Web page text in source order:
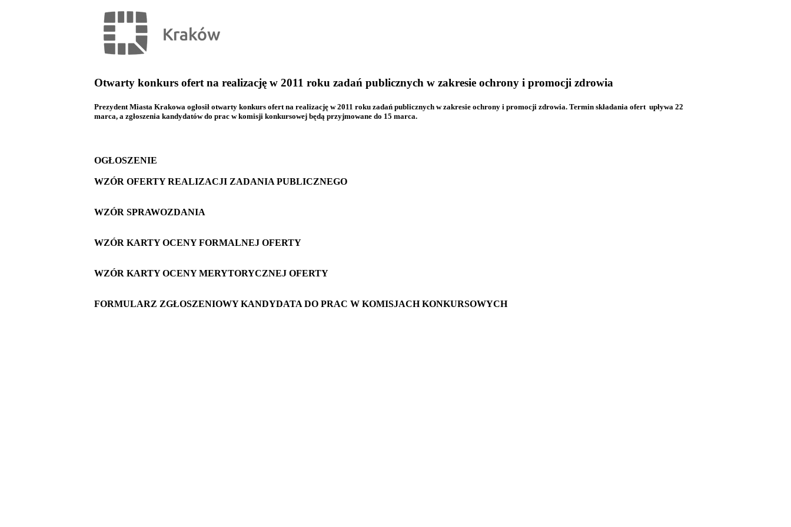
Otwarty konkurs ofert na realizację w 2011 roku zadań publicznych w zakresie ochrony i promocji zdrowia
Prezydent Miasta Krakowa ogłosił otwarty konkurs ofert na realizację w 2011 roku zadań publicznych w zakresie ochrony i promocji zdrowia. Termin składania ofert upływa 22
marca, a zgłoszenia kandydatów do prac w komisji konkursowej będą przyjmowane do 15 marca.
OGŁOSZENIE
WZÓR OFERTY REALIZACJI ZADANIA PUBLICZNEGO
WZÓR SPRAWOZDANIA
WZÓR KARTY OCENY FORMALNEJ OFERTY
WZÓR KARTY OCENY MERYTORYCZNEJ OFERTY
FORMULARZ ZGŁOSZENIOWY KANDYDATA DO PRAC W KOMISJACH KONKURSOWYCH